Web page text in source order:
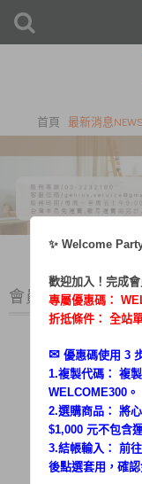
首頁 最新消息NEWS
會員登入
帳號：
密碼：
✨ Welcome
歡迎加入！完成
專屬優惠碼：
折抵條件： 全站
✉︎ 優惠碼使用 3
1.複製代碼： 複
WELCOME300。
2.選購商品： 將
$1,000 元不包含
3.結帳輸入： 前
後點選套用，確